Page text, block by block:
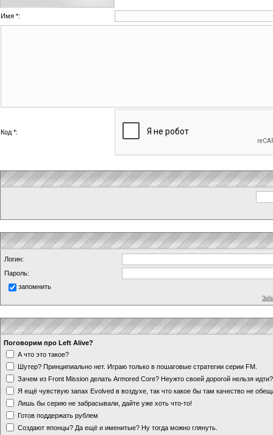
Имя *:
Код *:
Логин:
Пароль:
запомнить
Поговорим про Left Alive?
А что это такое?
Шутер? Принципиально нет. Играю только в пошаговые стратегии серии FM.
Зачем из Front Mission делать Armored Core? Неужто своей дорогой нельзя
Я ещё чувствую запах Evolved в воздухе, так что какое бы там качество не
Лишь бы серию не забрасывали, дайте уже хоть что-то!
Готов поддержать рублем
Создают японцы? Да ещё и именитые? Ну тогда можно глянуть.